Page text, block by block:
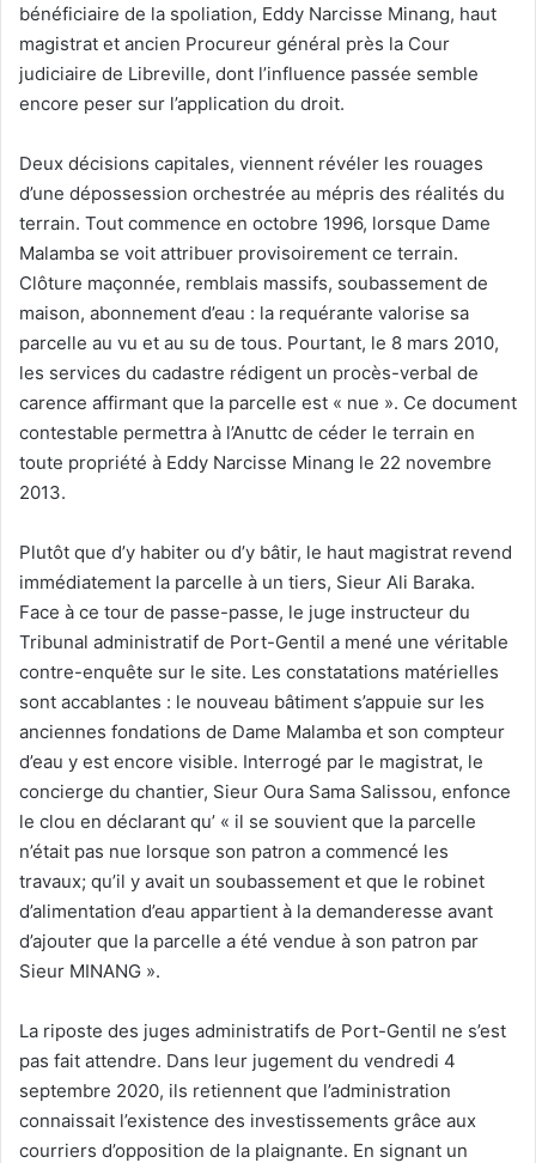
bénéficiaire de la spoliation, Eddy Narcisse Minang, haut
magistrat et ancien Procureur général près la Cour
judiciaire de Libreville, dont l’influence passée semble
encore peser sur l’application du droit.
Deux décisions capitales, viennent révéler les rouages
d’une dépossession orchestrée au mépris des réalités du
terrain. Tout commence en octobre 1996, lorsque Dame
Malamba se voit attribuer provisoirement ce terrain.
Clôture maçonnée, remblais massifs, soubassement de
maison, abonnement d’eau : la requérante valorise sa
parcelle au vu et au su de tous. Pourtant, le 8 mars 2010,
les services du cadastre rédigent un procès-verbal de
carence affirmant que la parcelle est « nue ». Ce document
contestable permettra à l’Anuttc de céder le terrain en
toute propriété à Eddy Narcisse Minang le 22 novembre
2013.
Plutôt que d’y habiter ou d’y bâtir, le haut magistrat revend
immédiatement la parcelle à un tiers, Sieur Ali Baraka.
Face à ce tour de passe-passe, le juge instructeur du
Tribunal administratif de Port-Gentil a mené une véritable
contre-enquête sur le site. Les constatations matérielles
sont accablantes : le nouveau bâtiment s’appuie sur les
anciennes fondations de Dame Malamba et son compteur
d’eau y est encore visible. Interrogé par le magistrat, le
concierge du chantier, Sieur Oura Sama Salissou, enfonce
le clou en déclarant qu’ « il se souvient que la parcelle
n’était pas nue lorsque son patron a commencé les
travaux; qu’il y avait un soubassement et que le robinet
d’alimentation d’eau appartient à la demanderesse avant
d’ajouter que la parcelle a été vendue à son patron par
Sieur MINANG ».
La riposte des juges administratifs de Port-Gentil ne s’est
pas fait attendre. Dans leur jugement du vendredi 4
septembre 2020, ils retiennent que l’administration
connaissait l’existence des investissements grâce aux
courriers d’opposition de la plaignante. En signant un